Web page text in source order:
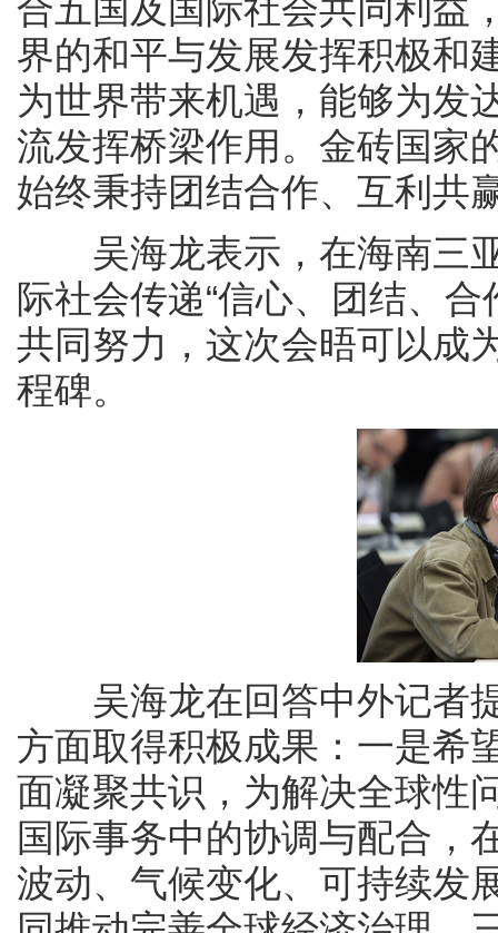
合五国及国际社会共同利益
界的和平与发展发挥积极和
为世界带来机遇，能够为发
流发挥桥梁作用。金砖国家
始终秉持团结合作、互利共
吴海龙表示，在海南三亚
际社会传递“信心、团结、
共同努力，这次会晤可以成
程碑。
吴海龙在回答中外记者提
方面取得积极成果：一是希
面凝聚共识，为解决全球性
国际事务中的协调与配合，
波动、气候变化、可持续发